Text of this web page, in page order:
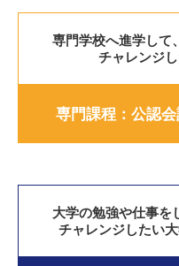
専門学校へ進学して
チャレンジ
専門課程：公認
大学の勉強や仕事を
チャレンジしたい